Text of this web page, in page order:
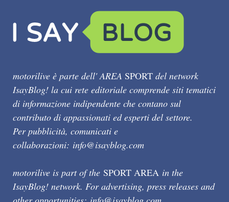
motorilive è parte dell' AREA SPORT del network
IsayBlog! la cui rete editoriale comprende siti tematici
di informazione indipendente che contano sul
contributo di appassionati ed esperti del settore.
Per pubblicità, comunicati e
collaborazioni: info@isayblog.com
motorilive is part of the SPORT AREA in the
IsayBlog! network. For advertising, press releases and